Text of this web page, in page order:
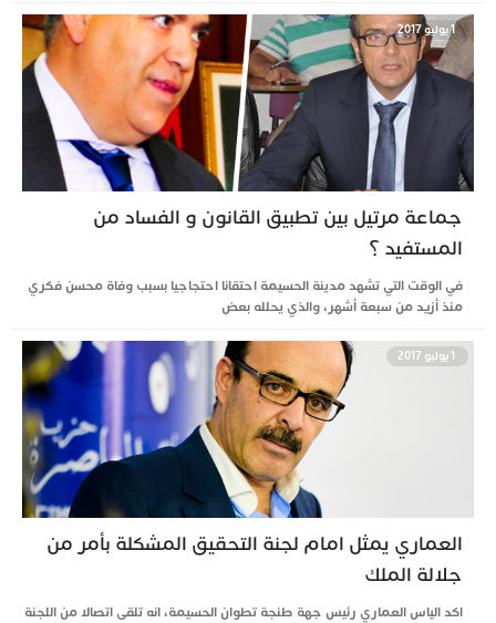
جماعة مرتيل بين تطبيق القانون و الفساد من
المستفيد ؟
في الوقت التي تشهد مدينة الحسيمة احتقانا احتجاجيا بسبب وفاة محسن فكري
منذ أزيد من سبعة أشهر، والذي يحلله بعض
العماري يمثل امام لجنة التحقيق المشكلة بأمر من
جلالة الملك
اكد الياس العماري رئيس جهة طنجة تطوان الحسيمة، انه تلقى اتصالا من اللجنة